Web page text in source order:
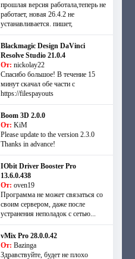
прошлая версия работала,теперь не
работает, новая 26.4.2 не
устанавливается. пишет,
Blackmagic Design DaVinci
Resolve Studio 21.0.4
От: nickolay22
Спасибо большое! В течение 15
минут скачал обе части с
https://filespayouts
Boom 3D 2.0.0
От: KiM
Please update to the version 2.3.0
Thanks in advance!
IObit Driver Booster Pro
13.6.0.438
От: oven19
Программа не может связаться со
своим сервером, даже после
устранения неполадок с сетью...
vMix Pro 28.0.0.42
От: Bazinga
Здравствуйте, будет не плохо